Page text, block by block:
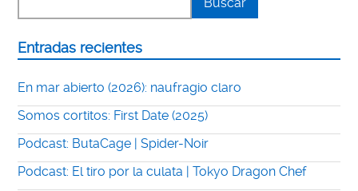
Entradas recientes
En mar abierto (2026): naufragio claro
Somos cortitos: First Date (2025)
Podcast: ButaCage | Spider-Noir
Podcast: El tiro por la culata | Tokyo Dragon Chef